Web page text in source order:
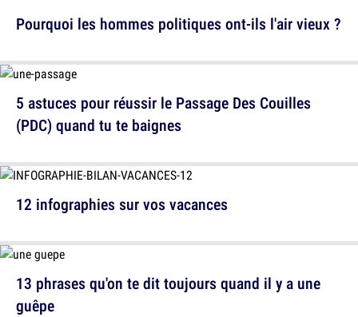
5 astuces pour réussir le Passage Des Couilles
(PDC) quand tu te baignes
13 phrases qu'on te dit toujours quand il y a une
guêpe
Pourquoi les hommes politiques ont-ils l'air vieux ?
12 infographies sur vos vacances